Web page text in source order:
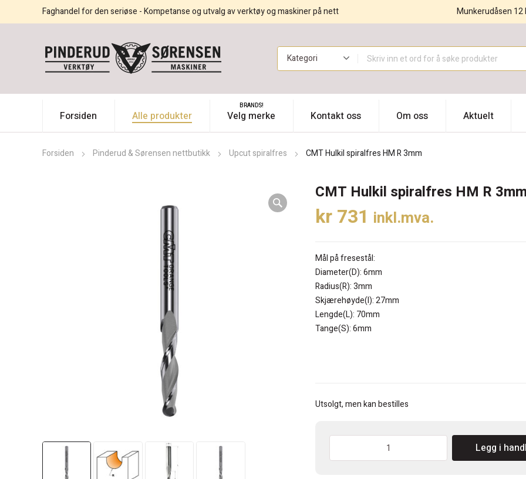
Faghandel for den seriøse - Kompetanse og utvalg av verktøy og maskiner på nett Munkerudåsen 12
Forsiden Alle produkter Velg merke
BRANDS!
Kontakt oss Om oss Aktuelt
Forsiden Pinderud & Sørensen nettbutikk Upcut spiralfres CMT Hulkil spiralfres HM R 3mm
CMT Hulkil spiralfres HM R
kr731 inkl.mva.
Mål på fresestål:
Diameter(D): 6mm
Radius(R): 3mm
Skjærehøyde(I): 27mm
Lengde(L): 70mm
Tange(S): 6mm
Utsolgt, men kan bestilles
Legg i